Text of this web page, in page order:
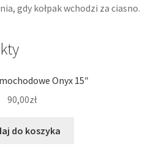
gdy kołpak wchodzi za ciasno.
Onyx 15″
90,00zł
do koszyka